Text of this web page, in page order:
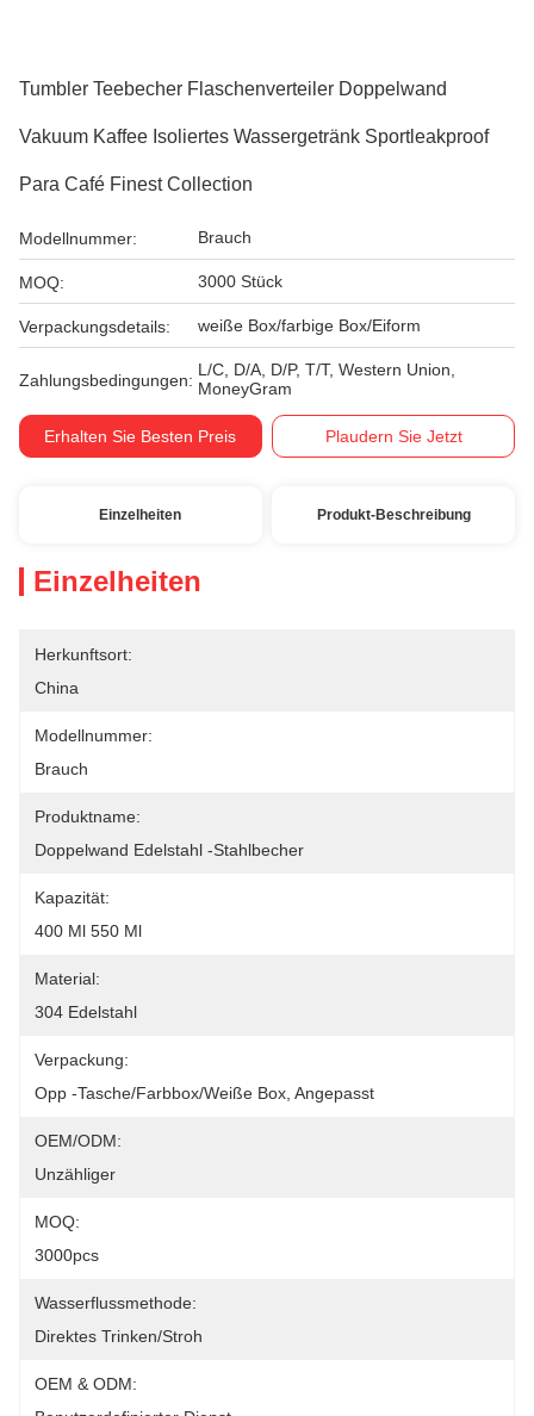
Tumbler Teebecher Flaschenverteiler Doppelwand
Vakuum Kaffee Isoliertes Wassergetränk Sportleakproof
Para Café Finest Collection
Modellnummer: Brauch
MOQ: 3000 Stück
Verpackungsdetails: weiße Box/farbige Box/Eiform
Zahlungsbedingungen:
L/C, D/A, D/P, T/T, Western Union,
MoneyGram
Erhalten Sie Besten Preis Plaudern Sie Jetzt
Einzelheiten Produkt-Beschreibung
Einzelheiten
Herkunftsort:
China
Modellnummer:
Brauch
Produktname:
Doppelwand Edelstahl -Stahlbecher
Kapazität:
400 Ml 550 Ml
Material:
304 Edelstahl
Verpackung:
Opp -Tasche/Farbbox/weiße Box, Angepasst
OEM/ODM:
Unzähliger
MOQ:
3000pcs
Wasserflussmethode:
Direktes Trinken/Stroh
OEM & ODM: